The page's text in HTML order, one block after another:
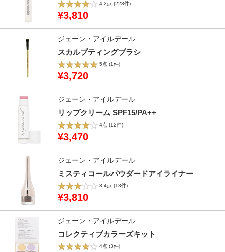
4.2点 (228件)
¥3,810
ジェーン・アイルデール
スカルプティングブラシ
5点 (1件)
¥3,720
ジェーン・アイルデール
リップクリーム SPF15/PA++
4点 (12件)
¥3,470
ジェーン・アイルデール
ミスティコールパウダードアイライナー
3.4点 (13件)
¥3,810
ジェーン・アイルデール
コレクティブカラーズキット
4点 (3件)